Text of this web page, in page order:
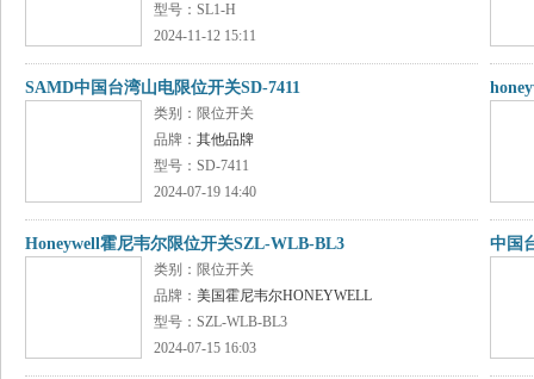
型号：SL1-H
2024-11-12 15:11
SAMD中国台湾山电限位开关SD-7411
类别：限位开关
品牌： 其他品牌
型号：SD-7411
2024-07-19 14:40
Honeywell霍尼韦尔限位开关SZL-WLB-BL3
类别：限位开关
品牌： 美国霍尼韦尔HONEYWELL
型号：SZL-WLB-BL3
2024-07-15 16:03
中国